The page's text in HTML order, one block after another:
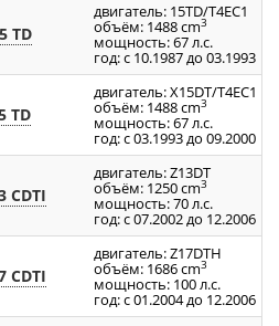
TD
двигатель: 15TD/T4EC1
объём: 1488 cm3
мощность: 67 л.с.
год: с 10.1987 до 03.1993
TD
двигатель: X15DT/T4EC1
объём: 1488 cm3
мощность: 67 л.с.
год: с 03.1993 до 09.2000
CDTI
двигатель: Z13DT
объём: 1250 cm3
мощность: 70 л.с.
год: с 07.2002 до 12.2006
CDTI
двигатель: Z17DTH
объём: 1686 cm3
мощность: 100 л.с.
год: с 01.2004 до 12.2006